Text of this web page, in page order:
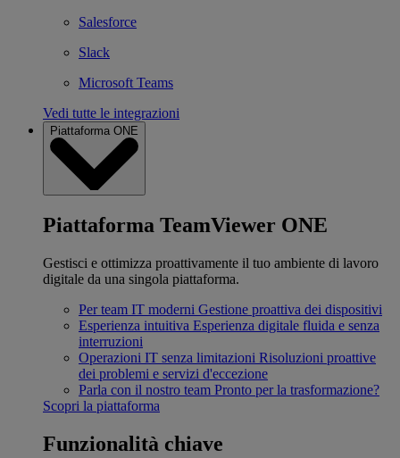
Salesforce
Slack
Microsoft Teams
Vedi tutte le integrazioni
Piattaforma ONE
Piattaforma TeamViewer ONE
Gestisci e ottimizza proattivamente il tuo ambiente di lavoro
digitale da una singola piattaforma.
Per team IT moderni Gestione proattiva dei dispositivi
Esperienza intuitiva Esperienza digitale fluida e senza
interruzioni
Operazioni IT senza limitazioni Risoluzioni proattive
dei problemi e servizi d'eccezione
Parla con il nostro team Pronto per la trasformazione?
Scopri la piattaforma
Funzionalità chiave